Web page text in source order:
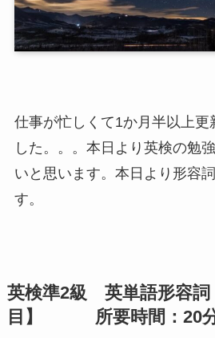
仕事が忙しくて1か月半以上更
した。。。本日より英検の勉
いと思います。本日より形容
す。
英検準2級 英単語形容
目】 所要時間：20